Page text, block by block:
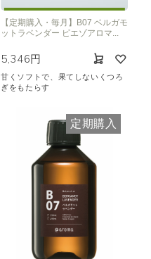
【定期購入・毎月】B07 ベルガモ
ットラベンダー ピエゾアロマ...
5,346円
甘くソフトで、果てしないくつろ
ぎをもたらす
定期購入